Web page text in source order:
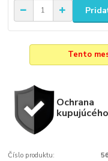
Tento
Ochrana
kupujúcého
Číslo produktu: